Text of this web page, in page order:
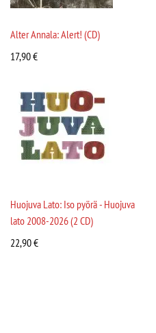
Alter Annala: Alert! (CD)
17,90€
Huojuva Lato: Iso pyörä - Huojuva
lato 2008-2026 (2 CD)
22,90€